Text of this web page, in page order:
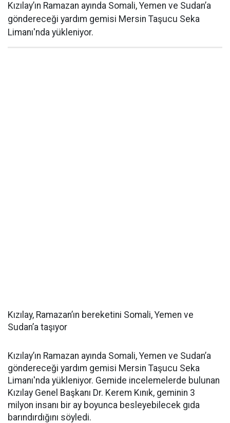
Kızılay’ın Ramazan ayında Somali, Yemen ve Sudan’a
göndereceği yardım gemisi Mersin Taşucu Seka
Limanı'nda yükleniyor.
Kızılay, Ramazan’ın bereketini Somali, Yemen ve
Sudan’a taşıyor
Kızılay’ın Ramazan ayında Somali, Yemen ve Sudan’a
göndereceği yardım gemisi Mersin Taşucu Seka
Limanı'nda yükleniyor. Gemide incelemelerde bulunan
Kızılay Genel Başkanı Dr. Kerem Kınık, geminin 3
milyon insanı bir ay boyunca besleyebilecek gıda
barındırdığını söyledi.